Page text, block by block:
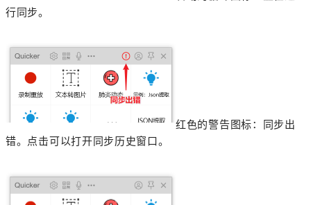
行同步。
红色的警告图标：同步出
错。点击可以打开同步历史窗口。